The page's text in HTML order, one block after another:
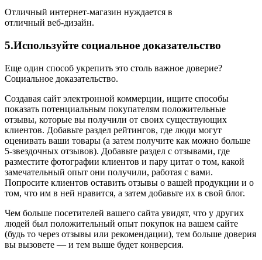
Отличный интернет-магазин нуждается в
отличный веб-дизайн.
5.Используйте социальное доказательство
Еще один способ укрепить это столь важное доверие?
Социальное доказательство.
Создавая сайт электронной коммерции, ищите способы
показать потенциальным покупателям положительные
отзывы, которые вы получили от своих существующих
клиентов. Добавьте раздел рейтингов, где люди могут
оценивать ваши товары (а затем получите как можно больше
5-звездочных отзывов). Добавьте раздел с отзывами, где
разместите фотографии клиентов и пару цитат о том, какой
замечательный опыт они получили, работая с вами.
Попросите клиентов оставить отзывы о вашей продукции и о
том, что им в ней нравится, а затем добавьте их в свой блог.
Чем больше посетителей вашего сайта увидят, что у других
людей был положительный опыт покупок на вашем сайте
(будь то через отзывы или рекомендации), тем больше доверия
вы вызовете — и тем выше будет конверсия.